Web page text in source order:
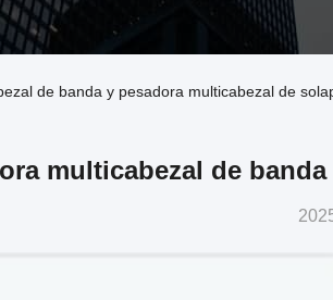
de banda y pesadora multicabezal de
multicabezal de